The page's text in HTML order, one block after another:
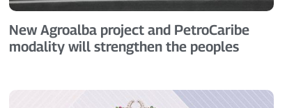
New Agroalba project and PetroCaribe
modality will strengthen the peoples